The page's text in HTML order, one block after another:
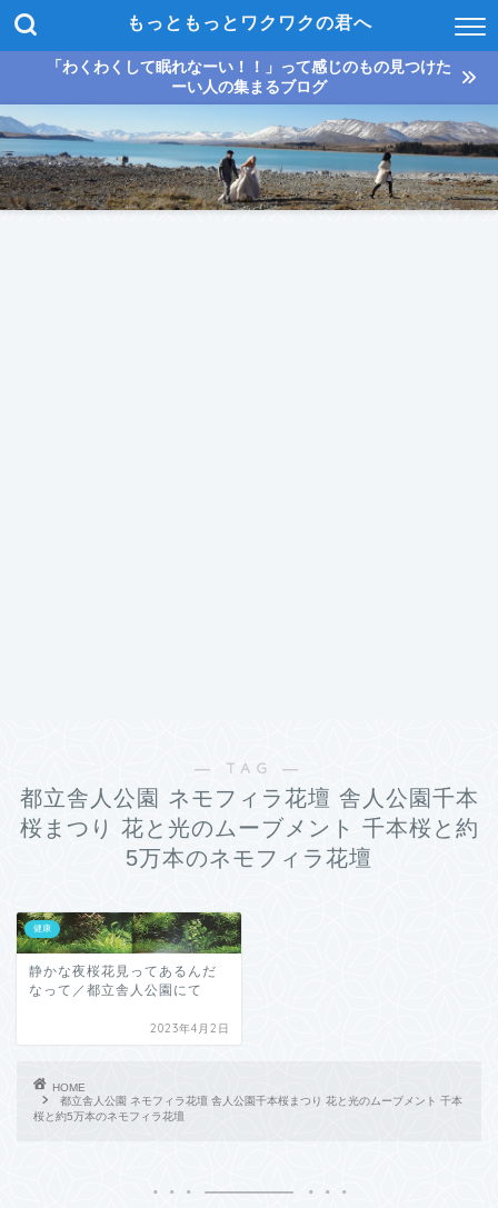
もっともっとワクワクの君へ
「わくわくして眠れなーい！！」って感じのもの見つけた
ーい人の集まるブログ
― TAG ―
都立舎人公園 ネモフィラ花壇 舎人公園千本
桜まつり 花と光のムーブメント 千本桜と約
5万本のネモフィラ花壇
健康
静かな夜桜花見ってあるんだ
なって／都立舎人公園にて
2023年4月2日
HOME
都立舎人公園 ネモフィラ花壇 舎人公園千本桜まつり 花と光のムーブメント 千本
桜と約5万本のネモフィラ花壇